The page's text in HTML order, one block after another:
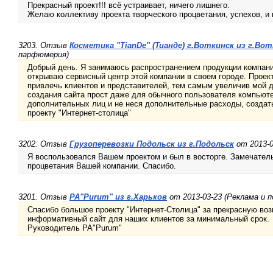
Прекрасный проект!!! всё устраивает, ничего лишнего.
Желаю коллективу проекта творческого процветания, успехов, и
3203. Отзыв Косметика "TianDe" (Тианде) г.Воткинск из
парфюмерия)
Добрый день. Я занимаюсь распространением продукции
открываю сервисный центр этой компании в своем городе.
привлечь клиентов и представителей, тем самым увеличив
создания сайта прост даже для обычного пользователя
дополнительных лиц и не неся дополнительные расходы,
проекту "Интернет-столица"
3202. Отзыв Грузоперевозки Подольск из г.Подольск от 2013-
Я воспользовался Вашем проектом и был в восторге.
процветания Вашей компании. Спасибо.
3201. Отзыв PA"Purum" из г.Харьков от 2013-03-23 (Реклама и
Спасибо большое проекту "Интернет-Столица" за прекрасную
информативный сайт для наших клиентов за минимальный срок.
Руководитель PA"Purum"